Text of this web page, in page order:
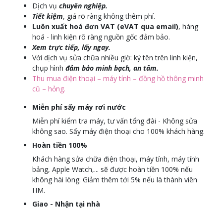
Dịch vụ chuyên nghiệp.
Tiết kiệm, giá rõ ràng không thêm phí.
Luôn xuất hoá đơn VAT (eVAT qua email), hàng
hoá - linh kiện rõ ràng nguồn gốc đảm bảo.
Xem trực tiếp, lấy ngay.
Với dịch vụ sửa chữa nhiều giờ: ký tên trên linh kiện,
chụp hình đảm bảo minh bạch, an tâm.
Thu mua điện thoại – máy tính – đồng hồ thông minh
cũ – hỏng.
Miễn phí sấy máy rơi nước
Miễn phí kiểm tra máy, tư vấn tổng đài - Không sửa
không sao. Sấy máy điện thoại cho 100% khách hàng.
Hoàn tiền 100%
Khách hàng sửa chữa điện thoại, máy tính, máy tính
bảng, Apple Watch,... sẽ được hoàn tiền 100% nếu
không hài lòng. Giảm thêm tới 5% nếu là thành viên
HM.
Giao - Nhận tại nhà